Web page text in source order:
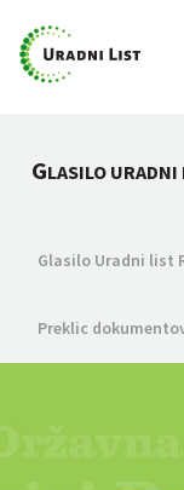
GLASILO URADNI
Glasilo Uradni list
Preklic